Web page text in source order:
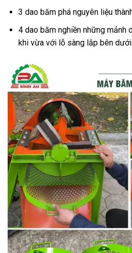
3 dao băm phá nguyên liệu
4 dao băm nghiền những mảnh
khi vừa với lỗ sàng lắp bên